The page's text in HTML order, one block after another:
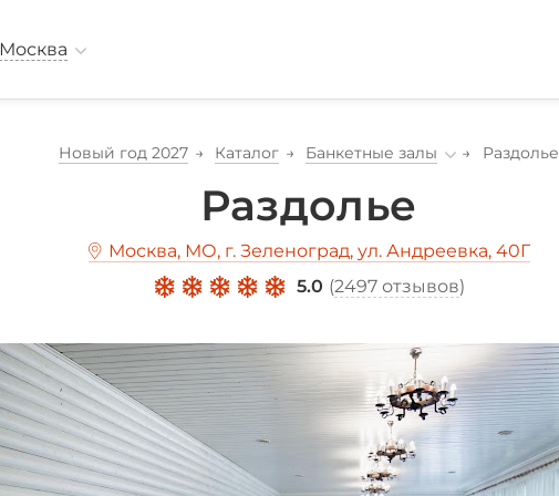
Москва
Новый год 2027 Каталог Банкетные залы Раздолье
Раздолье
Москва, МО, г. Зеленоград, ул. Андреевка, 40Г
5.0 (2497 отзывов)